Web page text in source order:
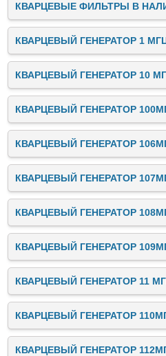
КВАРЦЕВЫЕ ФИЛЬТРЫ В
КВАРЦЕВЫЙ ГЕНЕРАТОР 1
КВАРЦЕВЫЙ ГЕНЕРАТОР 10
КВАРЦЕВЫЙ ГЕНЕРАТОР
КВАРЦЕВЫЙ ГЕНЕРАТОР
КВАРЦЕВЫЙ ГЕНЕРАТОР
КВАРЦЕВЫЙ ГЕНЕРАТОР
КВАРЦЕВЫЙ ГЕНЕРАТОР
КВАРЦЕВЫЙ ГЕНЕРАТОР 11
КВАРЦЕВЫЙ ГЕНЕРАТОР
КВАРЦЕВЫЙ ГЕНЕРАТОР